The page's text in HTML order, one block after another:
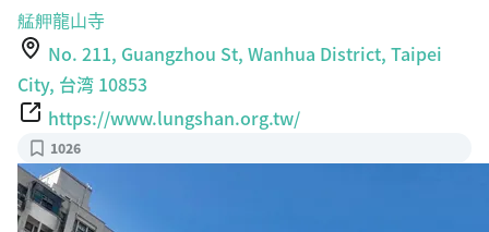
艋舺龍山寺
No. 211, Guangzhou St, Wanhua District, Taipei
City, 台湾 10853
https://www.lungshan.org.tw/
1026